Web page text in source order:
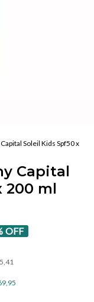
Soleil Kids Spf50 x
Capital
200 ml
OFF